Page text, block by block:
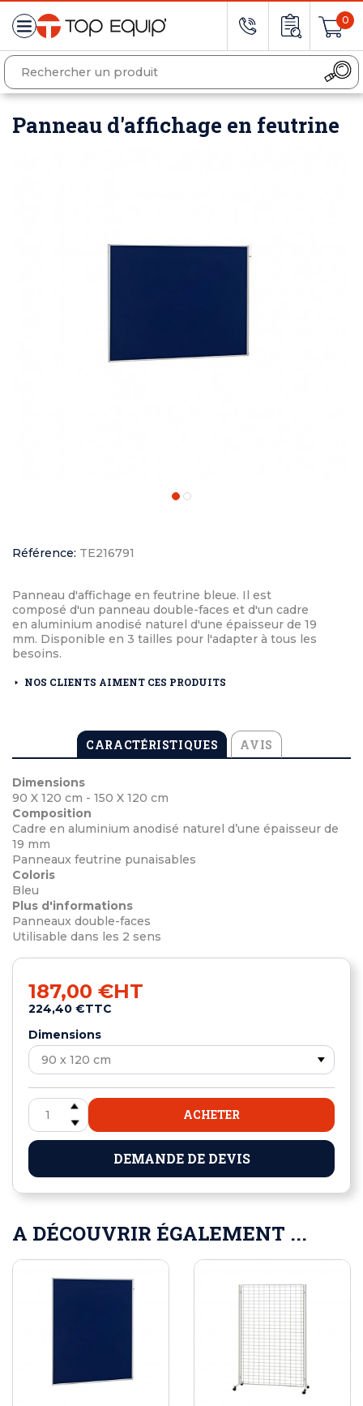
0
Panneau d'affichage en feutrine
Référence: TE216791
Panneau d'affichage en feutrine bleue. Il est
composé d'un panneau double-faces et d'un cadre
en aluminium anodisé naturel d'une épaisseur de 19
mm. Disponible en 3 tailles pour l'adapter à tous les
besoins.
NOS CLIENTS AIMENT CES PRODUITS
CARACTÉRISTIQUES AVIS
Dimensions
90 X 120 cm - 150 X 120 cm
Composition
Cadre en aluminium anodisé naturel d’une épaisseur de
19 mm
Panneaux feutrine punaisables
Coloris
Bleu
Plus d'informations
Panneaux double-faces
Utilisable dans les 2 sens
187,00 €HT
224,40 €TTC
Dimensions
ACHETER
DEMANDE DE DEVIS
A DÉCOUVRIR ÉGALEMENT ...